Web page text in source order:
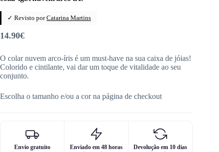
✓ Revisto porCatarina Martins
14.90€
O colar nuvem arco-íris é um must-have na sua caixa de jóias!
Colorido e cintilante, vai dar um toque de vitalidade ao seu
conjunto.
Escolha o tamanho e/ou a cor na página de checkout
Envio gratuito Enviado em 48 horas Devolução em 10 dias